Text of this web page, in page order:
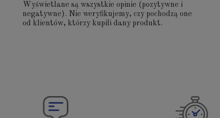
Wyświetlane są wszystkie opinie (pozytywne i
negatywne). Nie weryfikujemy, czy pochodzą one
od klientów, którzy kupili dany produkt.